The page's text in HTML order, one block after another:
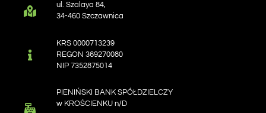
ul. Szalaya 84,
34-460 Szczawnica
KRS 0000713239
REGON 369270080
NIP 7352875014
PIENIŃSKI BANK SPÓŁDZIELCZY
w KROŚCIENKU n/D